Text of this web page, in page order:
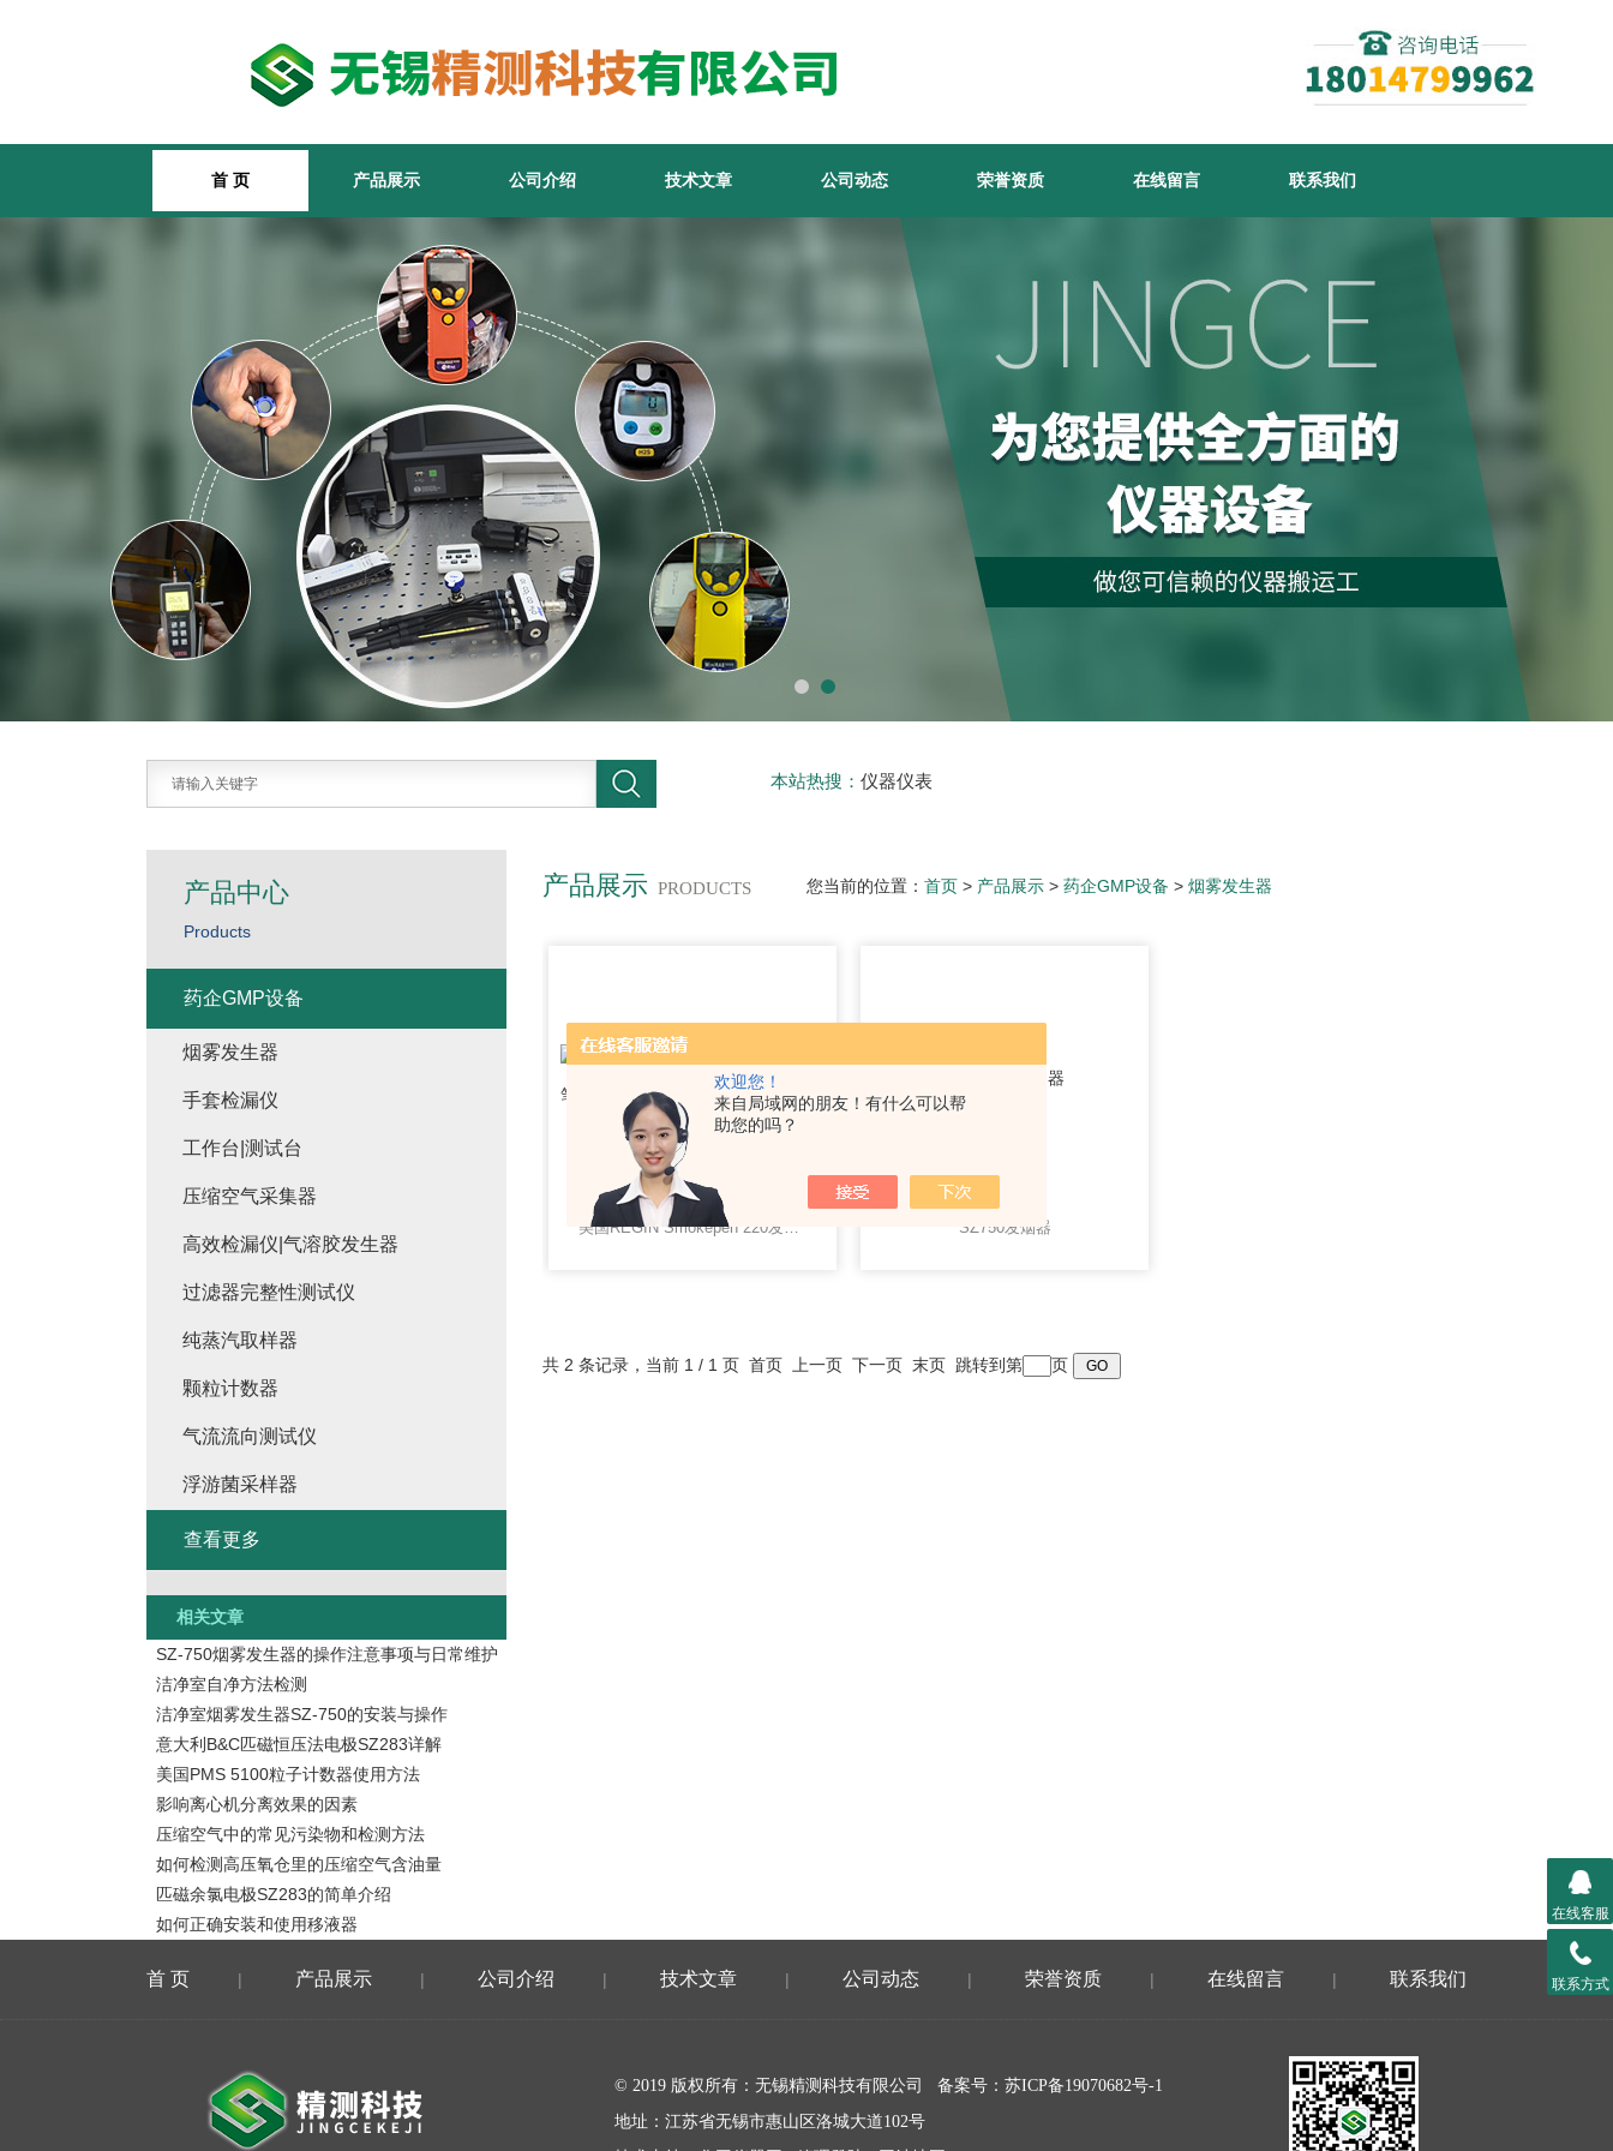
欢迎您！
来自局域网的朋友！有什么可以帮
助您的吗？
首 页 产品展示 公司介绍 技术文章 公司动态 荣誉资质 在线留言 联系我们
本站热搜： 仪器仪表
产品展示 PRODUCTS 您当前的位置： 首页 > 产品展示 > 药企GMP设备 > 烟雾发生器
美国REGIN Smokepen 220发烟笔 SZ750发烟器
共 2 条记录，当前 1 / 1 页 首页 上一页 下一页 末页 跳转到第 页
产品中心
Products
药企GMP设备
烟雾发生器
手套检漏仪
工作台|测试台
压缩空气采集器
高效检漏仪|气溶胶发生器
过滤器完整性测试仪
纯蒸汽取样器
颗粒计数器
气流流向测试仪
浮游菌采样器
查看更多
相关文章
SZ-750烟雾发生器的操作注意事项与日常维护
洁净室自净方法检测
洁净室烟雾发生器SZ-750的安装与操作
意大利B&C匹磁恒压法电极SZ283详解
美国PMS 5100粒子计数器使用方法
影响离心机分离效果的因素
压缩空气中的常见污染物和检测方法
如何检测高压氧仓里的压缩空气含油量
匹磁余氯电极SZ283的简单介绍
如何正确安装和使用移液器
首 页 | 产品展示 | 公司介绍 | 技术文章 | 公司动态 | 荣誉资质 | 在线留言 | 联系我们
© 2019 版权所有：无锡精测科技有限公司 备案号： 苏ICP备19070682号-1
地址：江苏省无锡市惠山区洛城大道102号
在线客服
联系方式